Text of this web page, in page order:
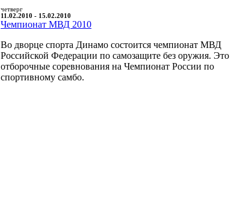
четверг
11.02.2010 - 15.02.2010
Чемпионат МВД 2010
Во дворце спорта Динамо состоится чемпионат МВД
Российской Федерации по самозащите без оружия. Это
отборочные соревнования на Чемпионат России по
спортивному самбо.